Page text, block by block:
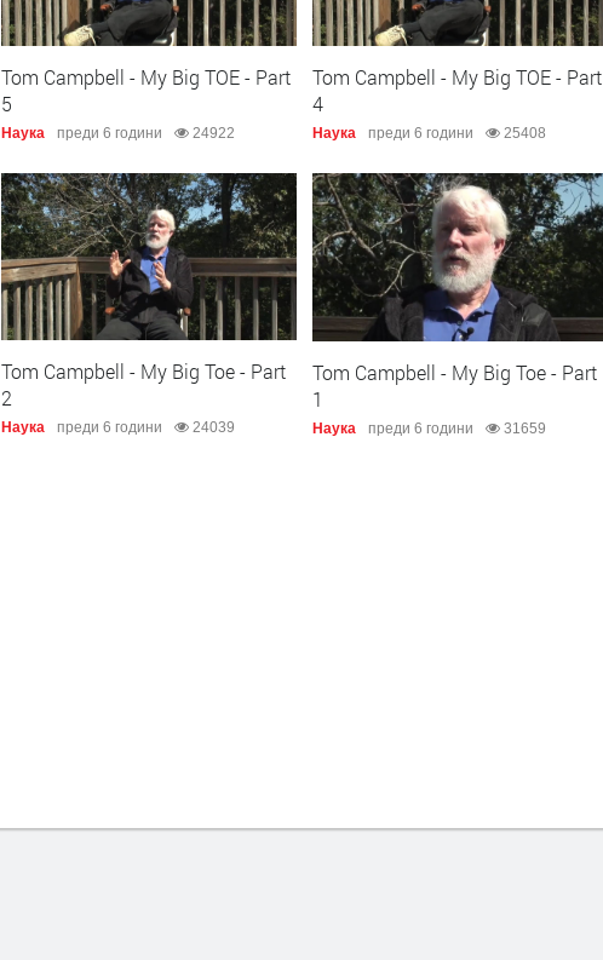
Tom Campbell - My Big TOE - Part
5
Наука преди 6 години 24922
Tom Campbell - My Big TOE - Part
4
Наука преди 6 години 25408
Tom Campbell - My Big Toe - Part
2
Наука преди 6 години 24039
Tom Campbell - My Big Toe - Part
1
Наука преди 6 години 31659